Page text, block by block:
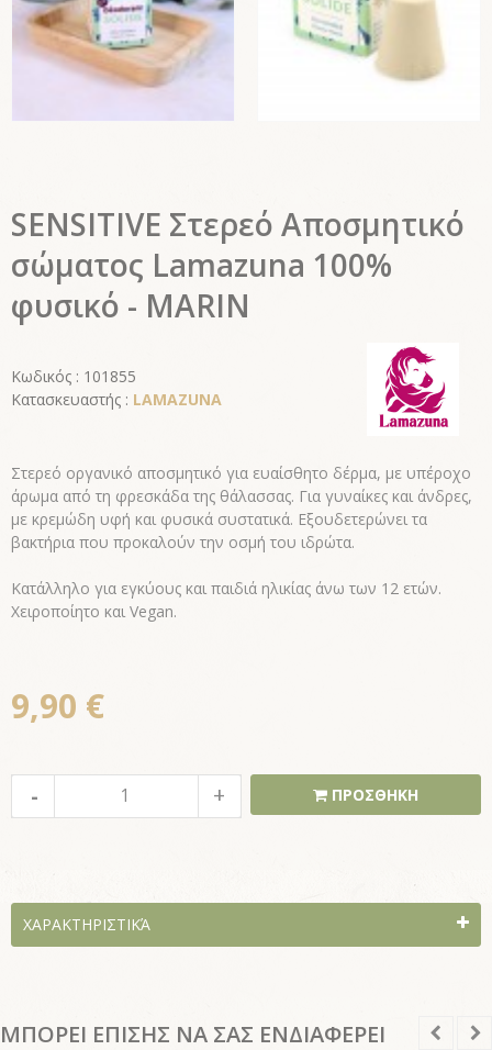
SENSITIVE Στερεό Αποσμητικό
σώματος Lamazuna 100%
φυσικό - MARIN
Κωδικός : 101855
Κατασκευαστής : LAMAZUNA
Στερεό οργανικό αποσμητικό για ευαίσθητο δέρμα, με υπέροχο
άρωμα από τη φρεσκάδα της θάλασσας. Για γυναίκες και άνδρες,
με κρεμώδη υφή και φυσικά συστατικά. Εξουδετερώνει τα
βακτήρια που προκαλούν την οσμή του ιδρώτα.
Kατάλληλο για εγκύους και παιδιά ηλικίας άνω των 12 ετών.
Χειροποίητο και Vegan.
9,90 €
ΠΡΟΣΘΗΚΗ
ΧΑΡΑΚΤΗΡΙΣΤΙΚΆ
ΜΠΟΡΕΙ ΕΠΙΣΗΣ ΝΑ ΣΑΣ ΕΝΔΙΑΦΕΡΕΙ